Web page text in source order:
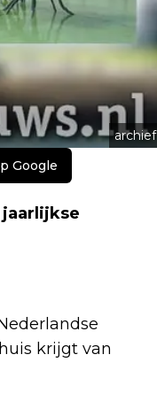
archief
Google
krijgt van